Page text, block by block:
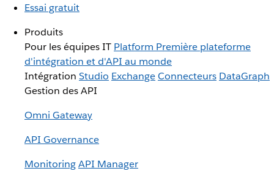
Essai gratuit
Produits
Pour les équipes IT Platform Première plateforme
d'intégration et d'API au monde
Intégration Studio ExchangeConnecteurs DataGraph
Gestion des API
Omni Gateway
API Governance
MonitoringAPI Manager